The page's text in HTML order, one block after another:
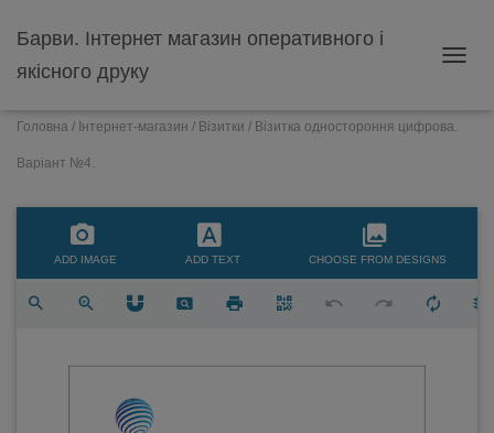
Барви. Інтернет магазин оперативного і
якісного друку
Головна / Інтернет-магазин / Візитки / Візитка одностороння цифрова.
Варіант №4.
ADD IMAGE ADD TEXT CHOOSE FROM DESIGNS